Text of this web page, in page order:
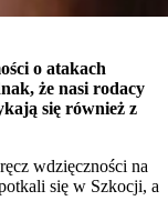
o atakach
że nasi rodacy
się również z
wdzięczności na
się w Szkocji, a